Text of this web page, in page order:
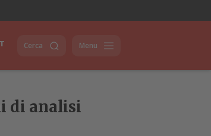
Cerca Menu
di analisi